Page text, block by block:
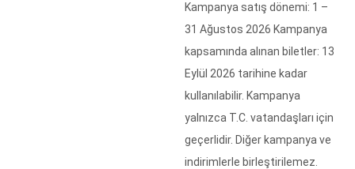
Kampanya satış dönemi: 1 –
31 Ağustos 2026 Kampanya
kapsamında alınan biletler: 13
Eylül 2026 tarihine kadar
kullanılabilir. Kampanya
yalnızca T.C. vatandaşları için
geçerlidir. Diğer kampanya ve
indirimlerle birleştirilemez.